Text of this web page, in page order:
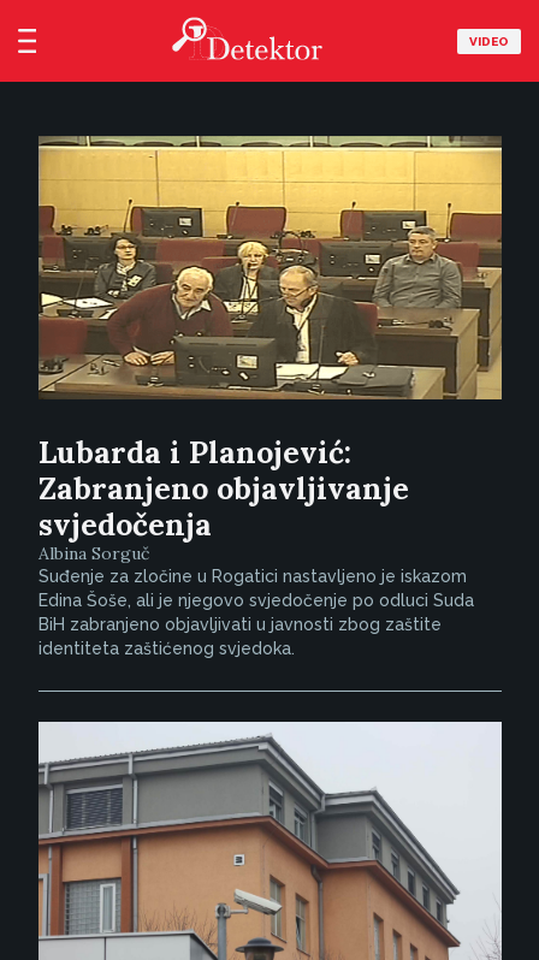
VIDEO
Lubarda i Planojević:
Zabranjeno objavljivanje
svjedočenja
Albina Sorguč
Suđenje za zločine u Rogatici nastavljeno je iskazom
Edina Šoše, ali je njegovo svjedočenje po odluci Suda
BiH zabranjeno objavljivati u javnosti zbog zaštite
identiteta zaštićenog svjedoka.